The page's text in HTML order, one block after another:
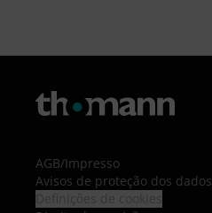
AGB/Impresso
Avisos de proteção dos dados